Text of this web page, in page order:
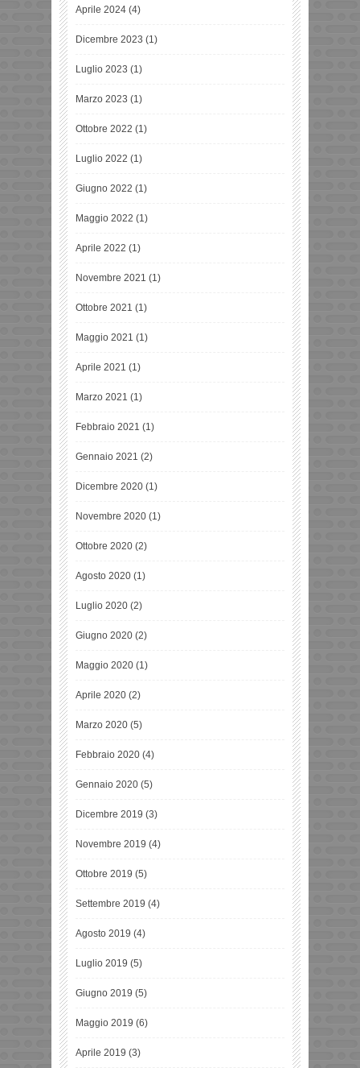
Aprile 2024 (4)
Dicembre 2023 (1)
Luglio 2023 (1)
Marzo 2023 (1)
Ottobre 2022 (1)
Luglio 2022 (1)
Giugno 2022 (1)
Maggio 2022 (1)
Aprile 2022 (1)
Novembre 2021 (1)
Ottobre 2021 (1)
Maggio 2021 (1)
Aprile 2021 (1)
Marzo 2021 (1)
Febbraio 2021 (1)
Gennaio 2021 (2)
Dicembre 2020 (1)
Novembre 2020 (1)
Ottobre 2020 (2)
Agosto 2020 (1)
Luglio 2020 (2)
Giugno 2020 (2)
Maggio 2020 (1)
Aprile 2020 (2)
Marzo 2020 (5)
Febbraio 2020 (4)
Gennaio 2020 (5)
Dicembre 2019 (3)
Novembre 2019 (4)
Ottobre 2019 (5)
Settembre 2019 (4)
Agosto 2019 (4)
Luglio 2019 (5)
Giugno 2019 (5)
Maggio 2019 (6)
Aprile 2019 (3)